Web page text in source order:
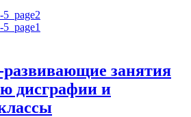
занятия
дисграфии и